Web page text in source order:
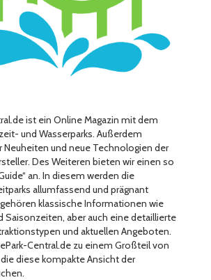
ist ein Online Magazin mit dem
und Wasserparks. Außerdem
Neuheiten und neue Technologien der
Des Weiteren bieten wir einen so
an. In diesem werden die
allumfassend und prägnant
klassische Informationen wie
Saisonzeiten, aber auch eine detaillierte
und aktuellen Angeboten.
Central.de zu einem Großteil von
diese kompakte Ansicht der